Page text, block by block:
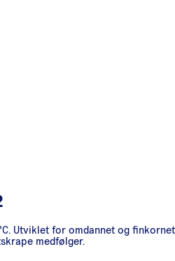
Utviklet for omdannet og
medfølger.